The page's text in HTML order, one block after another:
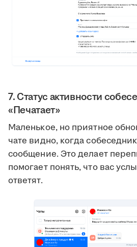
7. Статус активности
«Печатает»
Маленькое, но приятное
чате видно, когда
сообщение. Это делает
помогает понять, что вас
ответят.